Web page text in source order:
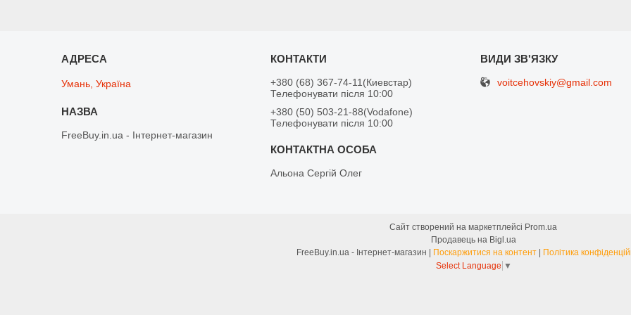
Умань, Україна
FreeBuy.in.ua - Інтернет-магазин
+380 (68) 367-74-11 Киевстар
Телефонувати після 10:00
+380 (50) 503-21-88 Vodafone
Телефонувати після 10:00
Альона Сергій Олег
voitcehovskiy@gmail.com
Сайт створений на маркетплейсі Prom.ua
Продавець на Bigl.ua
Поскаржитися на контент
Політика
Select Language ▼